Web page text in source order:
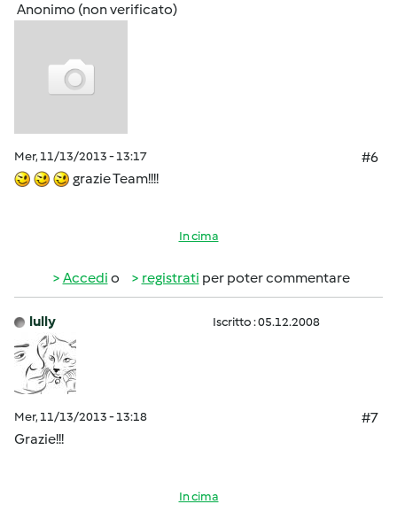
Anonimo (non verificato)
Mer, 11/13/2013 - 13:17
#6
grazie Team!!!!
In cima
Accedi o registrati per poter commentare
lully Iscritto : 05.12.2008
Mer, 11/13/2013 - 13:18
#7
Grazie!!!
In cima